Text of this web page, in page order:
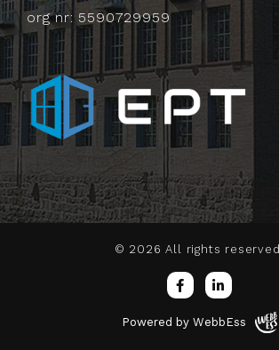
org nr: 5590729959
© 2026 All rights
Powered by WebbEss